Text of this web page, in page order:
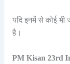
यदि इनमें से कोई
है।
PM Kisan 23rd